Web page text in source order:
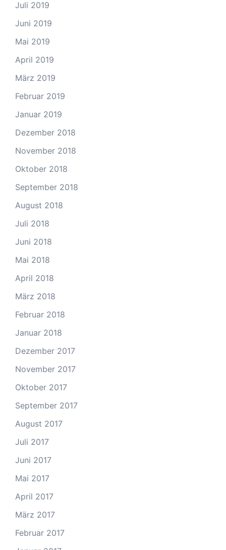
Juli 2019
Juni 2019
Mai 2019
April 2019
März 2019
Februar 2019
Januar 2019
Dezember 2018
November 2018
Oktober 2018
September 2018
August 2018
Juli 2018
Juni 2018
Mai 2018
April 2018
März 2018
Februar 2018
Januar 2018
Dezember 2017
November 2017
Oktober 2017
September 2017
August 2017
Juli 2017
Juni 2017
Mai 2017
April 2017
März 2017
Februar 2017